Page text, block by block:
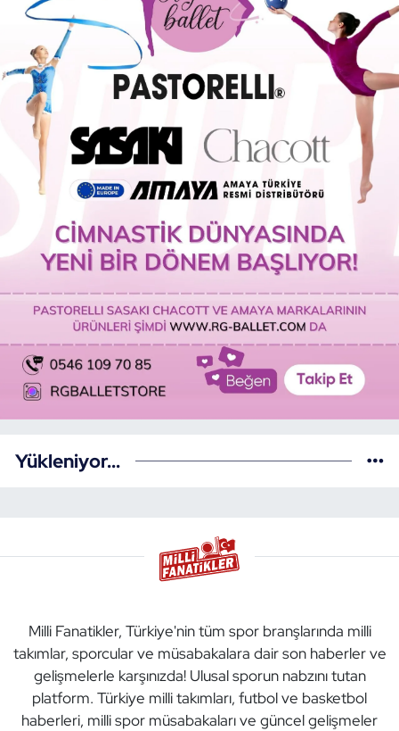
Yükleniyor...
Milli Fanatikler, Türkiye'nin tüm spor branşlarında milli
takımlar, sporcular ve müsabakalara dair son haberler ve
gelişmelerle karşınızda! Ulusal sporun nabzını tutan
platform. Türkiye milli takımları, futbol ve basketbol
haberleri, milli spor müsabakaları ve güncel gelişmeler